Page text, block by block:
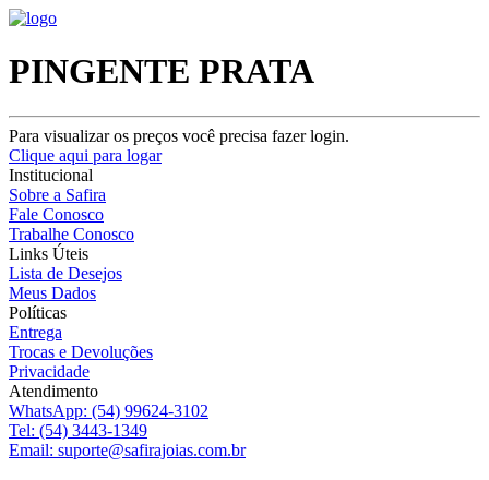
PINGENTE PRATA
Para visualizar os preços você precisa fazer login.
Clique aqui para logar
Institucional
Sobre a Safira
Fale Conosco
Trabalhe Conosco
Links Úteis
Lista de Desejos
Meus Dados
Políticas
Entrega
Trocas e Devoluções
Privacidade
Atendimento
WhatsApp: (54) 99624-3102
Tel: (54) 3443-1349
Email: suporte@safirajoias.com.br